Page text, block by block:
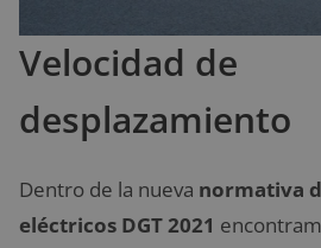
Velocidad de
desplazamiento
Dentro de la nueva normativa
eléctricos DGT 2021